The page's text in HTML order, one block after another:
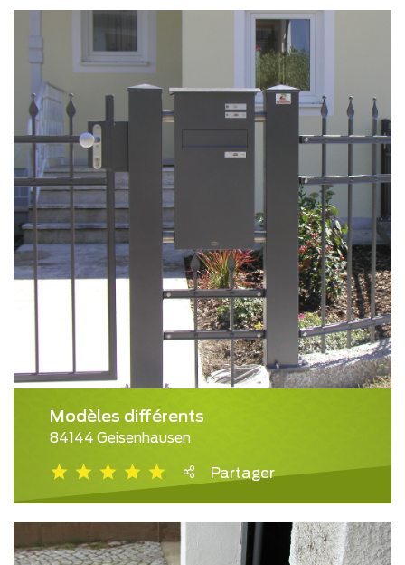
Modèles différents
84144 Geisenhausen
Partager